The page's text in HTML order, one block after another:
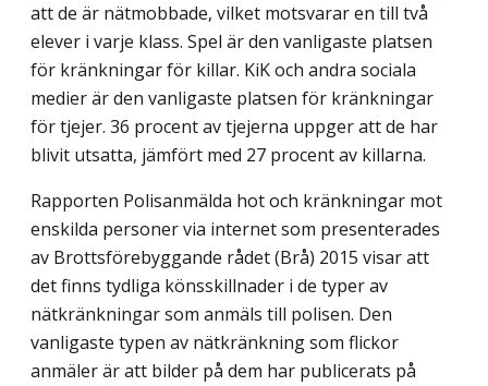
att de är nätmobbade, vilket motsvarar en till två
elever i varje klass. Spel är den vanligaste platsen
för kränkningar för killar. KiK och andra sociala
medier är den vanligaste platsen för kränkningar
för tjejer. 36 procent av tjejerna uppger att de har
blivit utsatta, jämfört med 27 procent av killarna.
Rapporten Polisanmälda hot och kränkningar mot
enskilda personer via internet som presenterades
av Brottsförebyggande rådet (Brå) 2015 visar att
det finns tydliga könsskillnader i de typer av
nätkränkningar som anmäls till polisen. Den
vanligaste typen av nätkränkning som flickor
anmäler är att bilder på dem har publicerats på